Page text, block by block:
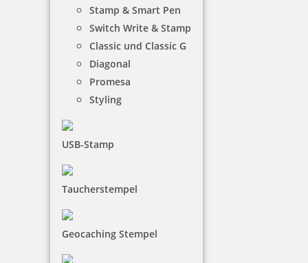
Stamp & Smart Pen
Switch Write & Stamp
Classic und Classic G
Diagonal
Promesa
Styling
USB-Stamp
Taucherstempel
Geocaching Stempel